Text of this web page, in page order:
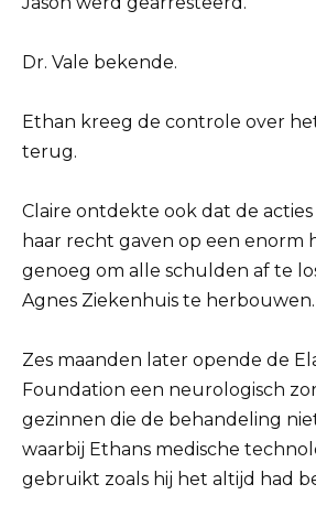
Dr. Vale bekende.
Ethan kreeg de controle over
terug.
Claire ontdekte ook dat de
haar recht gaven op een enorm
genoeg om alle schulden af ​​te
Agnes Ziekenhuis te herbouwen.
Zes maanden later opende de
Foundation een neurologisch
gezinnen die de behandeling
waarbij Ethans medische
gebruikt zoals hij het altijd had